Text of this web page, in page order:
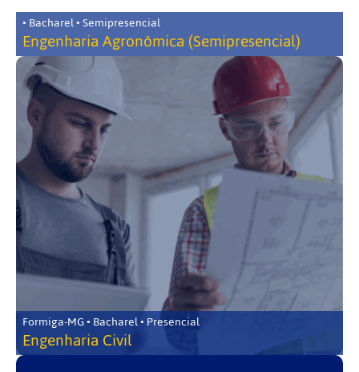
• Bacharel • Semipresencial
Engenharia Agronômica (Semipresencial)
Formiga-MG • Bacharel • Presencial
Engenharia Civil